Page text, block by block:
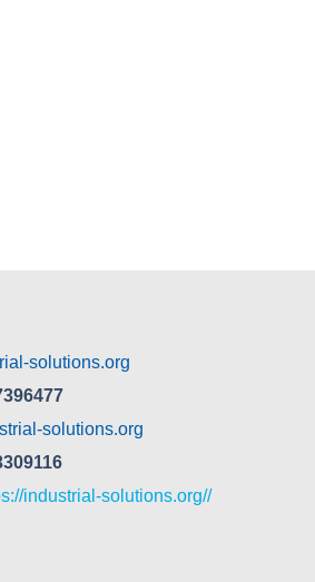
solutions.org
solutions.org
industrial-solutions.org//